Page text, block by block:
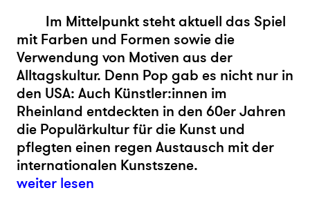
Im Mittelpunkt steht aktuell das Spiel
mit Farben und Formen sowie die
Verwendung von Motiven aus der
Alltagskultur. Denn Pop gab es nicht nur in
den USA: Auch Künstler:innen im
Rheinland entdeckten in den 60er Jahren
die Populärkultur für die Kunst und
pflegten einen regen Austausch mit der
internationalen Kunstszene.
weiter lesen